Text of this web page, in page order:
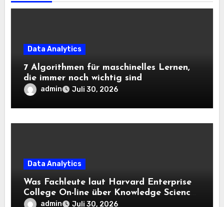
Data Analytics
7 Algorithmen für maschinelles Lernen,
die immer noch wichtig sind
admin Juli 30, 2026
Data Analytics
Was Fachleute laut Harvard Enterprise
College On-line über Knowledge Science
und KI wissen sollten
admin Juli 30, 2026